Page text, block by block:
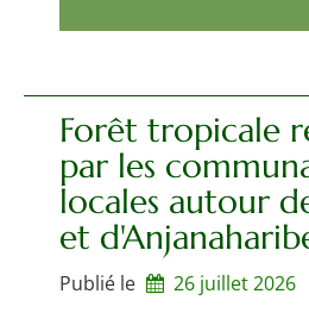
Forêt tropicale
par les
locales autour
et
Publié le 26 juillet 2026